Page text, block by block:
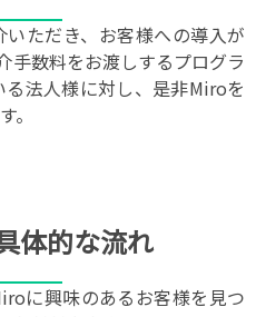
ただき、お客様への導入が
手数料をお渡しするプログラ
法人様に対し、是非Miroを
。
体的な流れ
に興味のあるお客様を見つ